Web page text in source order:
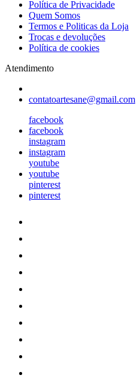
Política de Privacidade
Quem Somos
Termos e Politicas da Loja
Trocas e devoluções
Política de cookies
Atendimento
contatoartesane@gmail.com
facebook
facebook
instagram
instagram
youtube
youtube
pinterest
pinterest